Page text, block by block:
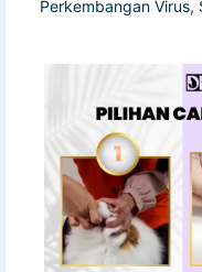
Perkembangan